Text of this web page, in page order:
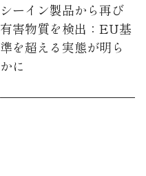
シーイン製品から再び
有害物質を検出：EU基
準を超える実態が明ら
かに